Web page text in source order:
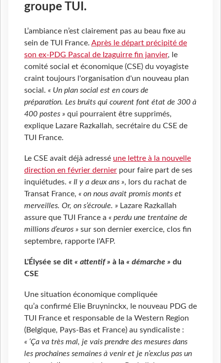
groupe TUI.
L’ambiance n’est clairement pas au beau fixe au
sein de TUI France. Après le départ précipité de
son ex-PDG Pascal de Izaguirre fin janvier, le
comité social et économique (CSE) du voyagiste
craint toujours l'organisation d'un nouveau plan
social. « Un plan social est en cours de
préparation. Les bruits qui courent font état de 300 à
400 postes » qui pourraient être supprimés,
explique Lazare Razkallah, secrétaire du CSE de
TUI France.
Le CSE avait déjà adressé une lettre à la nouvelle
direction en février dernier pour faire part de ses
inquiétudes. « Il y a deux ans », lors du rachat de
Transat France, « on nous avait promis monts et
merveilles. Or, on s’écroule. » Lazare Razkallah
assure que TUI France a « perdu une trentaine de
millions d’euros » sur son dernier exercice, clos fin
septembre, rapporte l'AFP.
L'Élysée se dit « attentif » à la « démarche » du
CSE
Une situation économique compliquée
qu’a confirmé Elie Bruyninckx, le nouveau PDG de
TUI France et responsable de la Western Region
(Belgique, Pays-Bas et France) au syndicaliste :
« ‘Ça va très mal, je vais prendre des mesures dans
les prochaines semaines à venir et je n’exclus pas un